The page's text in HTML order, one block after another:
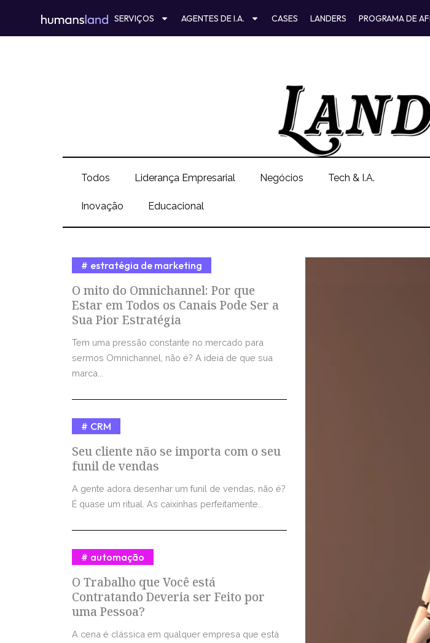
o
SERVIÇOS AGENTES DE I.A. CASES LANDERS PROGRAMA DE
Todos Liderança Empresarial Negócios Tech & I.A.
Inovação Educacional
O mito do Omnichannel: Por que
Estar em Todos os Canais Pode Ser a
Sua Pior Estratégia
estratégia de marketing
Tem uma pressão constante no mercado para
sermos Omnichannel, não é? A ideia de que sua
marca...
Seu cliente não se importa com o seu
funil de vendas
CRM
A gente adora desenhar um funil de vendas, não é?
É quase um ritual. As caixinhas perfeitamente...
O Trabalho que Você está
Contratando Deveria ser Feito por
uma Pessoa?
automação
A cena é clássica em qualquer empresa que está